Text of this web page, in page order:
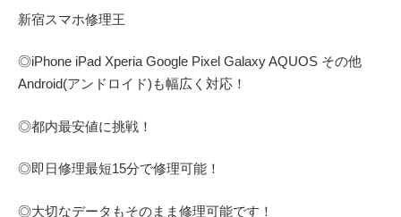
新宿スマホ修理王
◎iPhone iPad Xperia Google Pixel Galaxy AQUOS その他
Android(アンドロイド) も幅広く対応！
◎都内最安値に挑戦！
◎即日修理最短15分で修理可能！
◎大切なデータもそのまま修理可能です！